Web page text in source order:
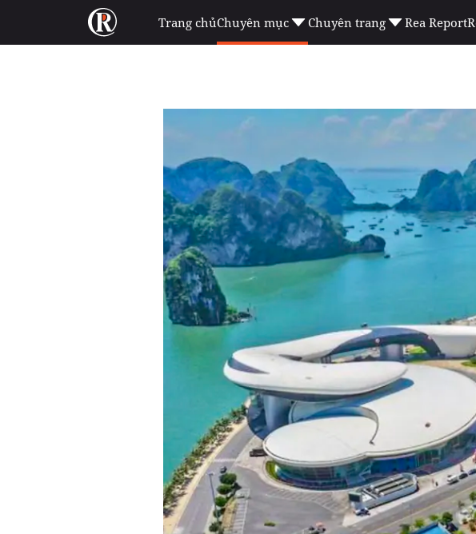
Trang chủChuyên mục Chuyên trang Rea Report